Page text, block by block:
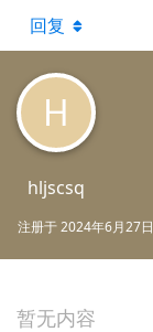
H
hljscsq
注册于2024年6月27日
回复
暂无内容